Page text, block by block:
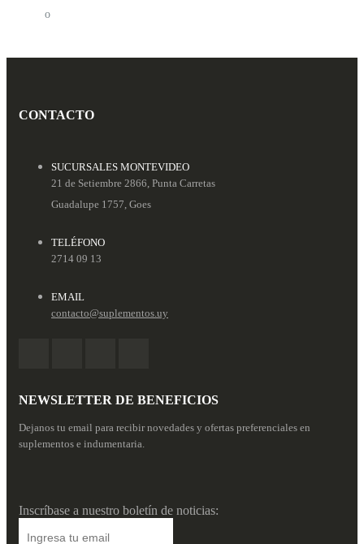
o
CONTACTO
SUCURSALES MONTEVIDEO
21 de Setiembre 2866, Punta Carretas
Guadalupe 1757, Goes
TELÉFONO
2714 09 13
EMAIL
contacto@suplementos.uy
NEWSLETTER DE BENEFICIOS
Dejanos tu email para recibir novedades y ofertas preferenciales en
suplementos e indumentaria.
Inscríbase a nuestro boletín de noticias: